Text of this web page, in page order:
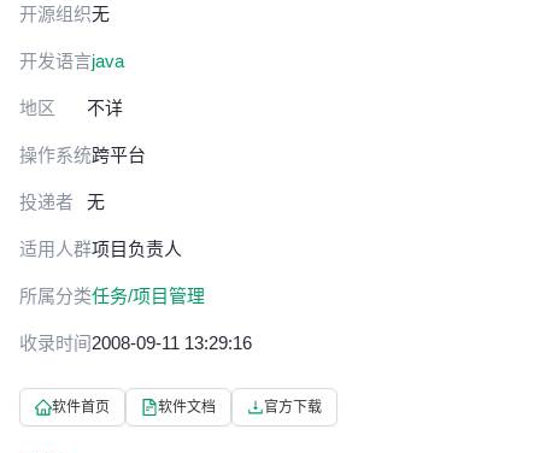
开源组织无
开发语言java
地区 不详
操作系统跨平台
投递者 无
适用人群项目负责人
所属分类任务/项目管理
收录时间2008-09-11 13:29:16
软件首页 软件文档 官方下载